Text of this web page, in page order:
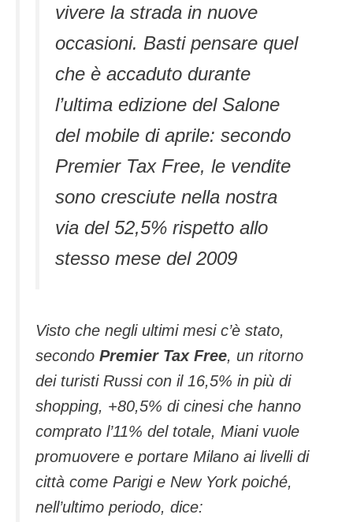
vivere la strada in nuove
occasioni. Basti pensare quel
che è accaduto durante
l’ultima edizione del Salone
del mobile di aprile: secondo
Premier Tax Free, le vendite
sono cresciute nella nostra
via del 52,5% rispetto allo
stesso mese del 2009
Visto che negli ultimi mesi c’è stato,
secondo Premier Tax Free, un ritorno
dei turisti Russi con il 16,5% in più di
shopping, +80,5% di cinesi che hanno
comprato l’11% del totale, Miani vuole
promuovere e portare Milano ai livelli di
città come Parigi e New York poiché,
nell’ultimo periodo, dice: